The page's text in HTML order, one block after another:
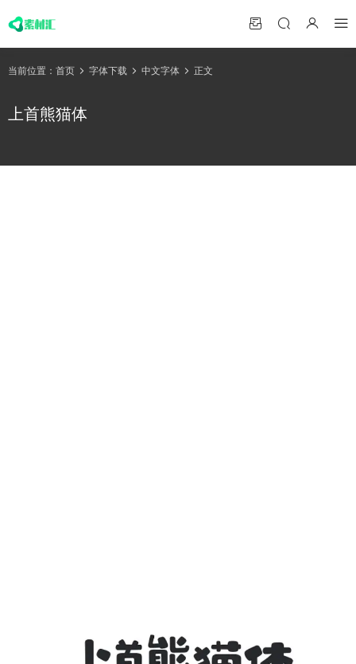
当前位置： 首页 字体下载 中文字体 正文
上首熊猫体